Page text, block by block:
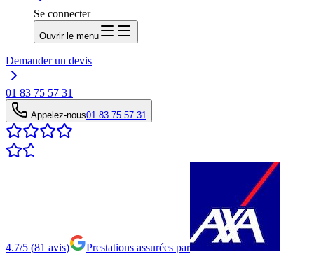
Se connecter
Ouvrir le menu
Demander un devis
01 83 75 57 31
Appelez-nous01 83 75 57 31
4.7/5 (81 avis) Prestations assurées par